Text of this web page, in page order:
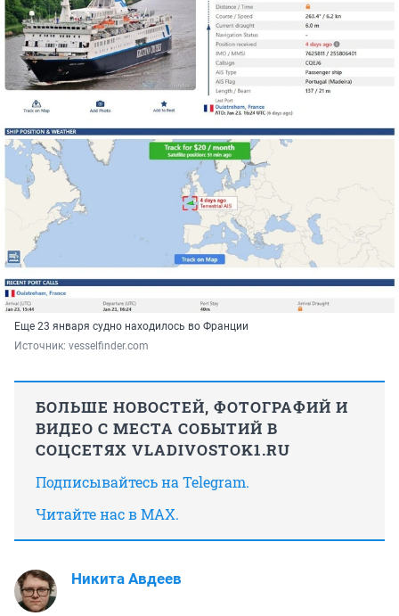
Еще 23 января судно находилось во Франции
Источник: vesselfinder.com
БОЛЬШЕ НОВОСТЕЙ, ФОТОГРАФИЙ И
ВИДЕО С МЕСТА СОБЫТИЙ В
СОЦСЕТЯХ VLADIVOSTOK1.RU
Подписывайтесь на Telegram.
Читайте нас в MAX.
Никита Авдеев